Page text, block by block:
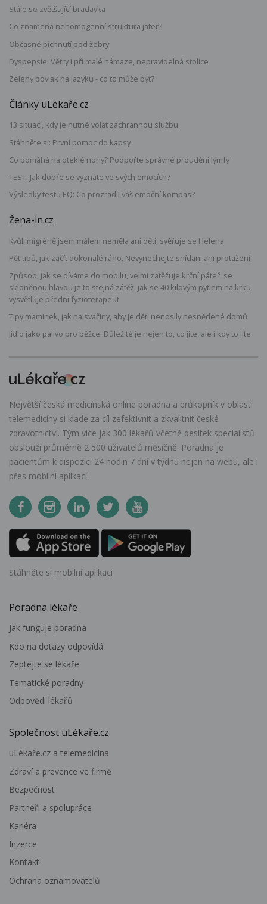
Stále se zvětšující bradavka
Co znamená nehomogenní struktura jater?
Občasné píchnutí pod žebry
Dyspepsie: Větry i při malé námaze, nepravidelná stolice
Zelený povlak na jazyku - co to může být?
Články uLékaře.cz
13 situací, kdy je nutné volat záchrannou službu
Stáhněte si: První pomoc do kapsy
Co pomáhá na oteklé nohy? Podpořte správné proudění lymfy
TEST: Jak dobře se vyznáte ve svých emocích?
Výsledky testu EQ: Co prozradil váš emoční kompas?
Žena-in.cz
Kvůli migréně jsem málem neměla ani děti, svěřuje se Helena
Pět tipů, jak začít dokonalé ráno. Nevynechejte snídani ani protažení
Způsob, jak se díváme do mobilu, velmi zatěžuje krční páteř, se
skloněnou hlavou je to stejná zátěž, jak se 40 kilovým pytlem na krku,
vysvětluje přední fyzioterapeut
Tipy maminek, jak na svačiny, aby je děti nenosily nesnědené domů
Jídlo jako palivo pro běžce: Důležité je nejen to, co jíte, ale i kdy to jíte
Největší česká medicínská online poradna a průkopník v oblasti
telemedicíny si klade za cíl zefektivnit a zkvalitnit české
zdravotnictví. Tým více jak 300 lékařů včetně desítek specialistů
obslouží průměrně 2 500 uživatelů měsíčně. Poradna je
pacientům k dispozici 24 hodin 7 dní v týdnu nejen na webu, ale i
přes mobilní aplikaci.
Stáhněte si mobilní aplikaci
Poradna lékaře
Jak funguje poradna
Kdo na dotazy odpovídá
Zeptejte se lékaře
Tematické poradny
Odpovědi lékařů
Společnost uLékaře.cz
uLékaře.cz a telemedicína
Zdraví a prevence ve firmě
Bezpečnost
Partneři a spolupráce
Kariéra
Inzerce
Kontakt
Ochrana oznamovatelů